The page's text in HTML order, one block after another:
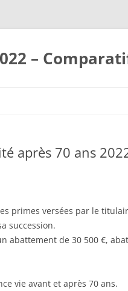
–
après 70 ans
primes versées par le
succession.
abattement de 30 500 €,
vie avant et après 70 ans.